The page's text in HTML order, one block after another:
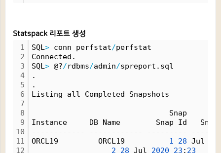
Statspack 리포트 생성
1
2
3
4
5
6
7
8
9
10
11
12
SQL> conn perfstat/perfstat
Connected.
SQL> @?/rdbms/admin/spreport.sql
.
.
Listing all Completed Snapshots
Snap
Instance     DB Name        Snap Id
------------ ------------ ---------
ORCL19         ORCL19 1 28 Jul
2
28 Jul 2020 23 : 23